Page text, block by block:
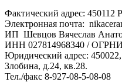
Фактический адрес: 450112
Электронная почта:
ИП Шевцов Вячеслав
ИНН 027814968340 /
Юридический адрес:
Злобина, д.24, кв.28.
Тел./факс 8-927-08-5-08-08